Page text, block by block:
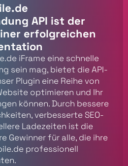
API ist der
erfolgreichen
iFrame eine schnelle
sein mag, bietet die API-
Plugin eine Reihe von
optimieren und Ihr
können. Durch bessere
verbesserte SEO-
Ladezeiten ist die
Gewinner für alle, die ihre
professionell